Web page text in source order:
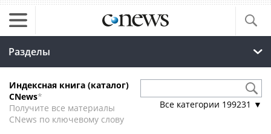
Разделы
Индексная книга (каталог)
CNews*
Получите все материалы
CNews по ключевому слову
Все категории 199231 ▼